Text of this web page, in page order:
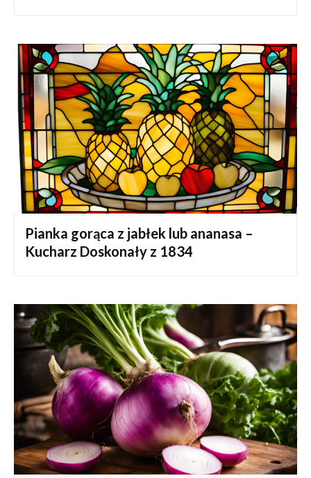
Pianka gorąca z jabłek lub ananasa –
Kucharz Doskonały z 1834